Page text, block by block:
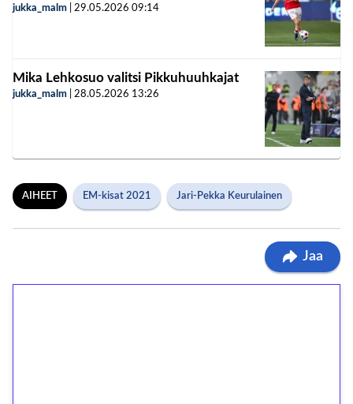
jukka_malm 29.05.2026 09:14
Mika Lehkosuo valitsi Pikkuhuuhkajat
jukka_malm 28.05.2026 13:26
AIHEET EM-kisat 2021 Jari-Pekka Keurulainen
Jaa